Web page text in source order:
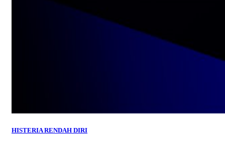
HISTERIA RENDAH DIRI